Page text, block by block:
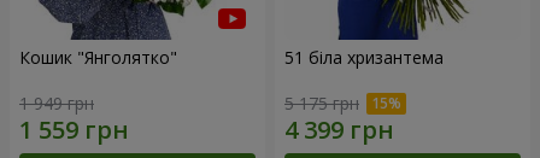
Кошик "Янголятко"
1 949 грн
51 біла хризантема
5 175 грн